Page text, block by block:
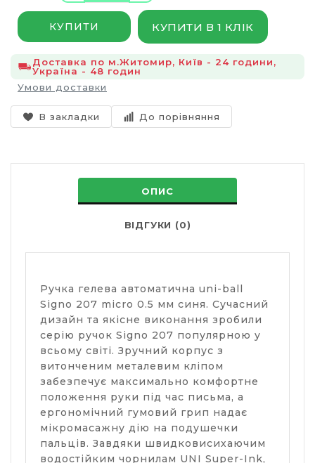
КУПИТИ КУПИТИ В 1 КЛІК
Доставка по м.Житомир, Київ - 24 години,
Україна - 48 годин
Умови доставки
В закладки До порівняння
ОПИС
ВІДГУКИ (0)
Ручка гелева автоматична uni-ball
Signo 207 micro 0.5 мм синя. Сучасний
дизайн та якісне виконання зробили
серію ручок Signo 207 популярною у
всьому світі. Зручний корпус з
витонченим металевим кліпом
забезпечує максимально комфортне
положення руки під час письма, а
ергономічний гумовий грип надає
мікромасажну дію на подушечки
пальців. Завдяки швидковисихаючим
водостійким чорнилам UNI Super-Ink,